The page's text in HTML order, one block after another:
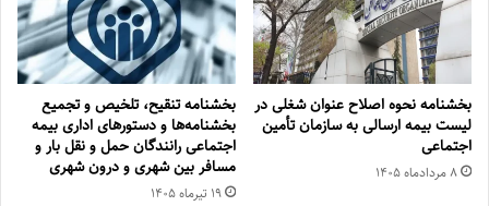
بخشنامه نحوه اصلاح عنوان شغلی در
لیست بیمه ارسالی به سازمان تأمین
اجتماعی
۸ مرداد‌ماه ۱۴۰۵
بخشنامه تنقیح، تلخیص و تجمیع
بخشنامه‌‌ها و دستورهای اداری بیمه
اجتماعی رانندگان حمل و نقل بار و
مسافر بین شهری و درون شهری
۱۹ تیر‌ماه ۱۴۰۵